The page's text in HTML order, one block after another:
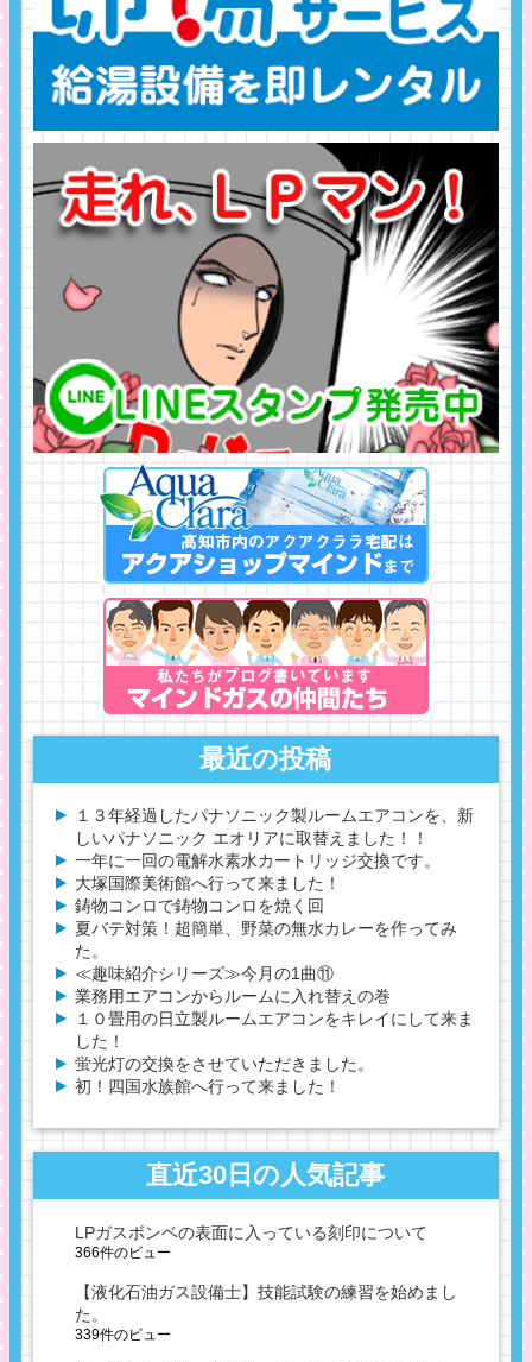
最近の投稿
１３年経過したパナソニック製ルームエアコンを、新
しいパナソニック エオリアに取替えました！！
一年に一回の電解水素水カートリッジ交換です。
大塚国際美術館へ行って来ました！
鋳物コンロで鋳物コンロを焼く回
夏バテ対策！超簡単、野菜の無水カレーを作ってみ
た。
≪趣味紹介シリーズ≫今月の1曲⑪
業務用エアコンからルームに入れ替えの巻
１０畳用の日立製ルームエアコンをキレイにして来ま
した！
蛍光灯の交換をさせていただきました。
初！四国水族館へ行って来ました！
直近30日の人気記事
LPガスボンベの表面に入っている刻印について
366件のビュー
【液化石油ガス設備士】技能試験の練習を始めまし
た。
339件のビュー